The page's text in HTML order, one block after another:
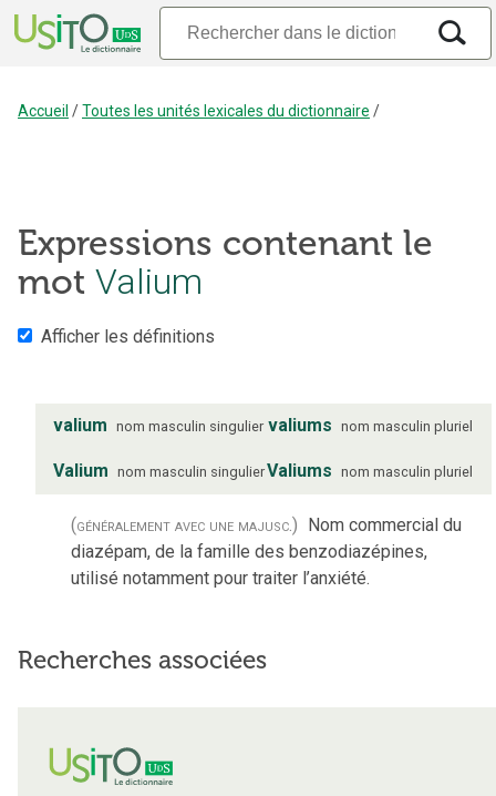
Accueil /Toutes les unités lexicales du dictionnaire /
Expressions contenant le
mot Valium
Afficher les définitions
valium nom masculin singulier valiums nom masculin pluriel
Valium nom masculin singulierValiums nom masculin pluriel
(généralement avec une majusc.) Nom commercial du
diazépam, de la famille des benzodiazépines,
utilisé notamment pour traiter l’anxiété.
Recherches associées